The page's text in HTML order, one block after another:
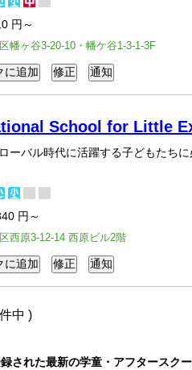
円～
幡ヶ谷3-20-10・幡ケ谷1-3-1-3F
School for Little
ーバル時代に活躍する子どもたち
円～
西原3-12-14 西原ビル2階
中 )
された最新の学童・アフタースク